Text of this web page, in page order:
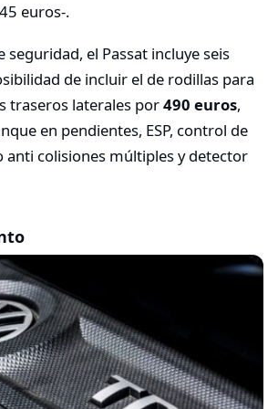
euros-.
seguridad, el Passat incluye seis
de incluir el de rodillas para
traseros laterales por490 euros,
en pendientes, ESP, control de
anti colisiones múltiples y detector